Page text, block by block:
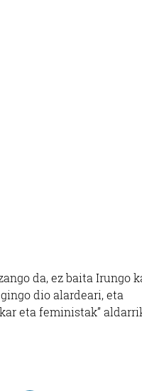
da, ez baita Irungo
dio alardeari, eta
eta feministak”